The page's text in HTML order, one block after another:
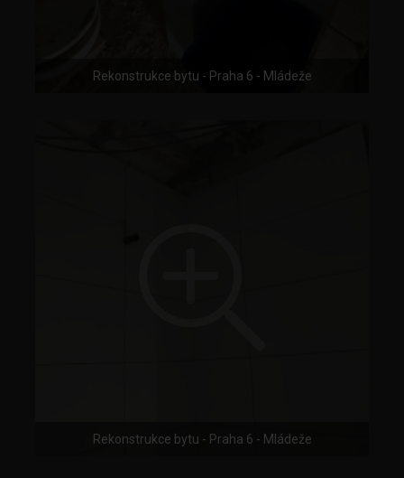
Rekonstrukce bytu - Praha 6 - Mládeže
Rekonstrukce bytu - Praha 6 - Mládeže